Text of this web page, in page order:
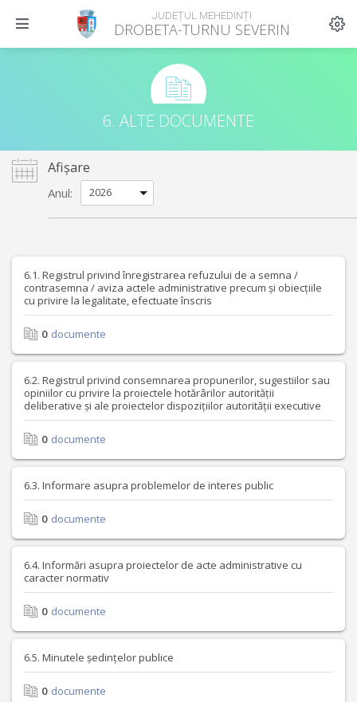
JUDEȚUL MEHEDINȚI
DROBETA-TURNU SEVERIN
6. ALTE DOCUMENTE
Afișare
Anul:
6.1. Registrul privind înregistrarea refuzului de a semna /
contrasemna / aviza actele administrative precum și obiecțiile
cu privire la legalitate, efectuate înscris
0 documente
6.2. Registrul privind consemnarea propunerilor, sugestiilor sau
opiniilor cu privire la proiectele hotărârilor autorității
deliberative și ale proiectelor dispozițiilor autorității executive
0 documente
6.3. Informare asupra problemelor de interes public
0 documente
6.4. Informări asupra proiectelor de acte administrative cu
caracter normativ
0 documente
6.5. Minutele ședințelor publice
0 documente